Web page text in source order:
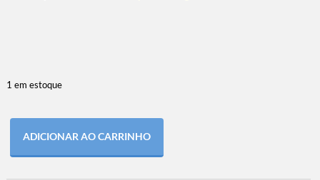
1 em estoque
ADICIONAR AO CARRINHO